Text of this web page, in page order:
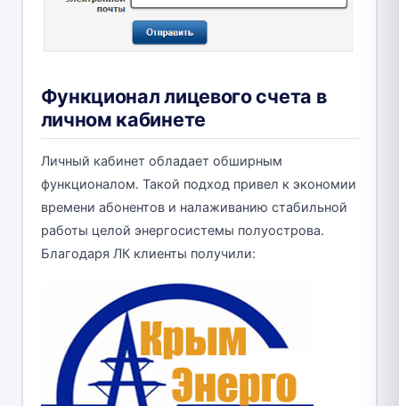
Функционал лицевого счета в
личном кабинете
Личный кабинет обладает обширным
функционалом. Такой подход привел к экономии
времени абонентов и налаживанию стабильной
работы целой энергосистемы полуострова.
Благодаря ЛК клиенты получили: